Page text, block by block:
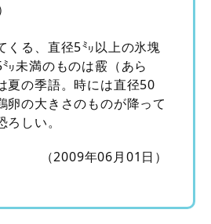
くる、直径5㍉以上の氷塊
未満のものは霰（あら
夏の季語。時には直径50
卵の大きさのものが降って
しい。
（2009年06月01日）